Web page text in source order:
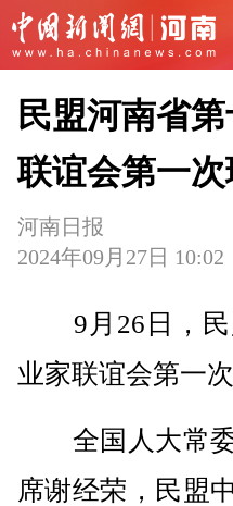
民盟河南省
联谊会第一
河南日报
2024年09月27日 10:02
9月26日，民
业家联谊会第一
全国人大常委
席谢经荣，民盟